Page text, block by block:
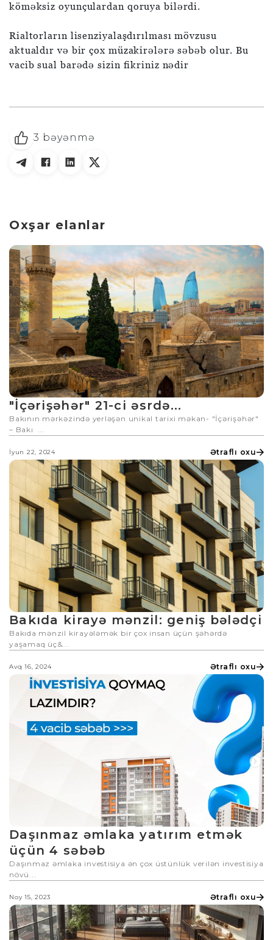
köməksiz oyunçulardan qoruya bilərdi.
Rialtorların lisenziyalaşdırılması mövzusu
aktualdır və bir çox müzakirələrə səbəb olur. Bu
vacib sual barədə sizin fikriniz nədir
3 bəyənmə
Oxşar elanlar
"İçərişəhər" 21-ci əsrdə...
Bakının mərkəzində yerləşən unikal tarixi məkan- "İçərişəhər"
– Bakı ...
İyun 22, 2024 Ətraflı oxu
Bakıda kirayə mənzil: geniş bələdçi
Bakıda mənzil kirayələmək bir çox insan üçün şəhərdə
yaşamaq üç&...
Avq 16, 2024 Ətraflı oxu
Daşınmaz əmlaka yatırım etmək
üçün 4 səbəb
Daşınmaz əmlaka investisiya ən çox üstünlük verilən investisiya
növü...
Noy 15, 2023 Ətraflı oxu